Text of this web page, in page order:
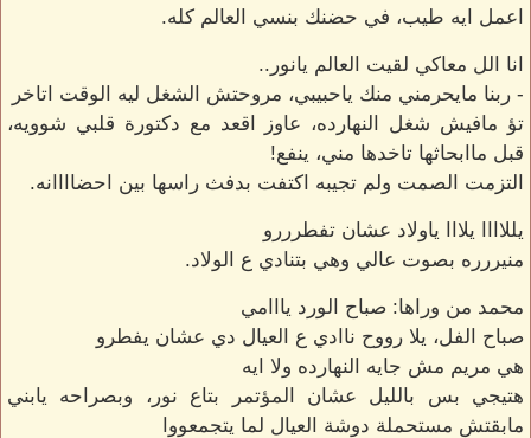
اعمل ايه طيب، في حضنك بنسي العالم كله.
انا الل معاكي لقيت العالم يانور..
- ربنا مايحرمني منك ياحبيبي، مروحتش الشغل ليه الوقت اتاخر
تؤ مافيش شغل النهارده، عاوز اقعد مع دكتورة قلبي شوويه،
قبل ماابحاثها تاخدها مني، ينفع!
التزمت الصمت ولم تجيبه اكتفت بدفث راسها بين احضاااانه.
يللاااا يلااا ياولاد عشان تفطرررو
منيررره بصوت عالي وهي بتنادي ع الولاد.
محمد من وراها: صباح الورد يااامي
صباح الفل، يلا رووح ناادي ع العيال دي عشان يفطرو
هي مريم مش جايه النهارده ولا ايه
هتيجي بس بالليل عشان المؤتمر بتاع نور، وبصراحه يابني
مابقتش مستحملة دوشة العيال لما يتجمعووا